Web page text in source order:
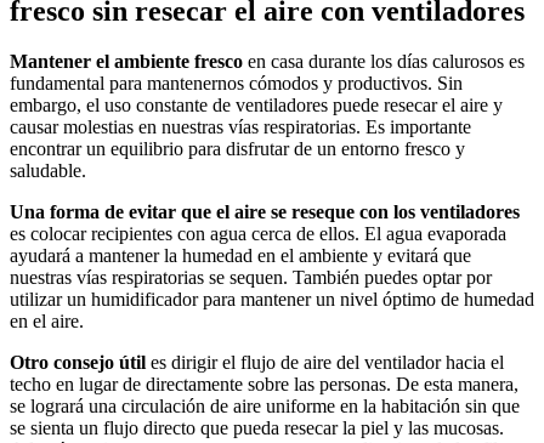
fresco sin resecar el aire con ventiladores
Mantener el ambiente fresco en casa durante los días calurosos es
fundamental para mantenernos cómodos y productivos. Sin
embargo, el uso constante de ventiladores puede resecar el aire y
causar molestias en nuestras vías respiratorias. Es importante
encontrar un equilibrio para disfrutar de un entorno fresco y
saludable.
Una forma de evitar que el aire se reseque con los ventiladores
es colocar recipientes con agua cerca de ellos. El agua evaporada
ayudará a mantener la humedad en el ambiente y evitará que
nuestras vías respiratorias se sequen. También puedes optar por
utilizar un humidificador para mantener un nivel óptimo de humedad
en el aire.
Otro consejo útil es dirigir el flujo de aire del ventilador hacia el
techo en lugar de directamente sobre las personas. De esta manera,
se logrará una circulación de aire uniforme en la habitación sin que
se sienta un flujo directo que pueda resecar la piel y las mucosas.